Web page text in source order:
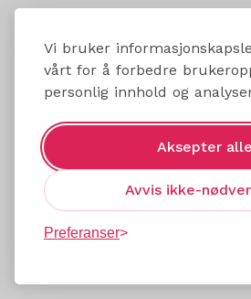
Vi bruker
vårt for å forbedre
personlig innhold og
Aksepter alle
Avvis ikke-
Preferanser